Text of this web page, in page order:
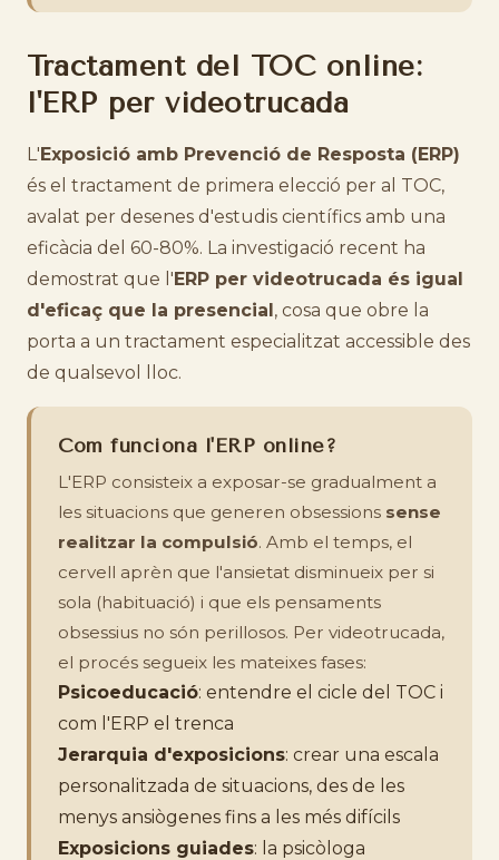
Tractament del TOC online:
l'ERP per videotrucada
L'Exposició amb Prevenció de Resposta (ERP)
és el tractament de primera elecció per al TOC,
avalat per desenes d'estudis científics amb una
eficàcia del 60-80%. La investigació recent ha
demostrat que l'ERP per videotrucada és igual
d'eficaç que la presencial, cosa que obre la
porta a un tractament especialitzat accessible des
de qualsevol lloc.
Com funciona l'ERP online?
L'ERP consisteix a exposar-se gradualment a
les situacions que generen obsessions sense
realitzar la compulsió. Amb el temps, el
cervell aprèn que l'ansietat disminueix per si
sola (habituació) i que els pensaments
obsessius no són perillosos. Per videotrucada,
el procés segueix les mateixes fases:
Psicoeducació: entendre el cicle del TOC i
com l'ERP el trenca
Jerarquia d'exposicions: crear una escala
personalitzada de situacions, des de les
menys ansiògenes fins a les més difícils
Exposicions guiades: la psicòloga